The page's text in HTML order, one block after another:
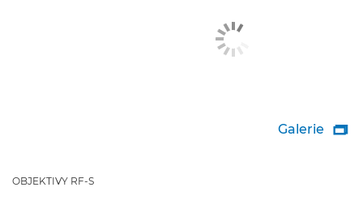
Galerie 
OBJEKTIVY RF-S